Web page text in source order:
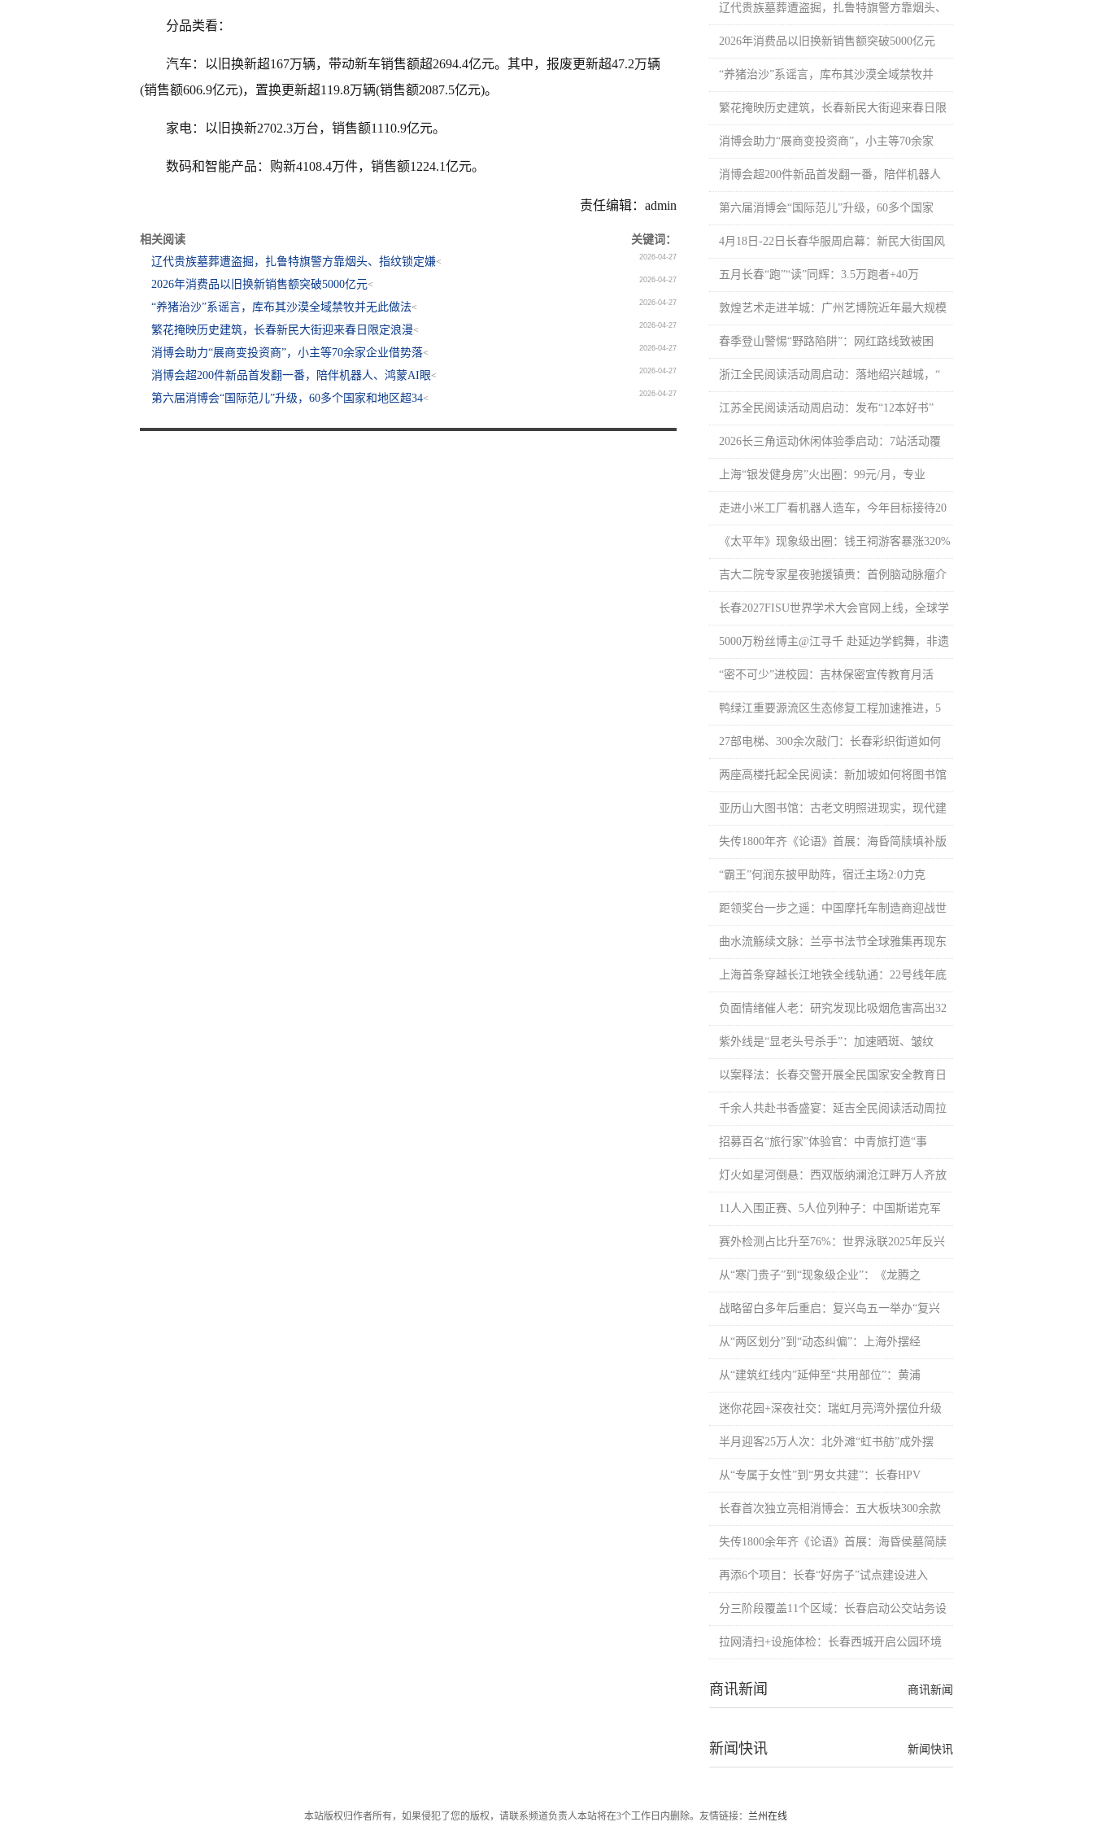
分品类看：
汽车：以旧换新超167万辆，带动新车销售额超2694.4亿元。其中，报废更新超47.2万辆
(销售额606.9亿元)，置换更新超119.8万辆(销售额2087.5亿元)。
家电：以旧换新2702.3万台，销售额1110.9亿元。
数码和智能产品：购新4108.4万件，销售额1224.1亿元。
责任编辑：admin
相关阅读
关键词：
辽代贵族墓葬遭盗掘，扎鲁特旗警方靠烟头、指纹锁定嫌< 2026-04-27
2026年消费品以旧换新销售额突破5000亿元< 2026-04-27
“养猪治沙”系谣言，库布其沙漠全域禁牧并无此做法< 2026-04-27
繁花掩映历史建筑，长春新民大街迎来春日限定浪漫< 2026-04-27
消博会助力“展商变投资商”，小主等70余家企业借势落< 2026-04-27
消博会超200件新品首发翻一番，陪伴机器人、鸿蒙AI眼< 2026-04-27
第六届消博会“国际范儿”升级，60多个国家和地区超34< 2026-04-27
辽代贵族墓葬遭盗掘，扎鲁特旗警方靠烟头、
2026年消费品以旧换新销售额突破5000亿元
“养猪治沙”系谣言，库布其沙漠全域禁牧并
繁花掩映历史建筑，长春新民大街迎来春日限
消博会助力“展商变投资商”，小主等70余家
消博会超200件新品首发翻一番，陪伴机器人
第六届消博会“国际范儿”升级，60多个国家
4月18日-22日长春华服周启幕：新民大街国风
五月长春“跑”“读”同辉：3.5万跑者+40万
敦煌艺术走进羊城：广州艺博院近年最大规模
春季登山警惕“野路陷阱”：网红路线致被困
浙江全民阅读活动周启动：落地绍兴越城，“
江苏全民阅读活动周启动：发布“12本好书”
2026长三角运动休闲体验季启动：7站活动覆
上海“银发健身房”火出圈：99元/月，专业
走进小米工厂看机器人造车，今年目标接待20
《太平年》现象级出圈：钱王祠游客暴涨320%
吉大二院专家星夜驰援镇赉：首例脑动脉瘤介
长春2027FISU世界学术大会官网上线，全球学
5000万粉丝博主@江寻千 赴延边学鹤舞，非遗
“密不可少”进校园：吉林保密宣传教育月活
鸭绿江重要源流区生态修复工程加速推进，5
27部电梯、300余次敲门：长春彩织街道如何
两座高楼托起全民阅读：新加坡如何将图书馆
亚历山大图书馆：古老文明照进现实，现代建
失传1800年齐《论语》首展：海昏简牍填补版
“霸王”何润东披甲助阵，宿迁主场2:0力克
距领奖台一步之遥：中国摩托车制造商迎战世
曲水流觞续文脉：兰亭书法节全球雅集再现东
上海首条穿越长江地铁全线轨通：22号线年底
负面情绪催人老：研究发现比吸烟危害高出32
紫外线是“显老头号杀手”：加速晒斑、皱纹
以案释法：长春交警开展全民国家安全教育日
千余人共赴书香盛宴：延吉全民阅读活动周拉
招募百名“旅行家”体验官：中青旅打造“事
灯火如星河倒悬：西双版纳澜沧江畔万人齐放
11人入围正赛、5人位列种子：中国斯诺克军
赛外检测占比升至76%：世界泳联2025年反兴
从“寒门贵子”到“现象级企业”：《龙腾之
战略留白多年后重启：复兴岛五一举办“复兴
从“两区划分”到“动态纠偏”：上海外摆经
从“建筑红线内”延伸至“共用部位”：黄浦
迷你花园+深夜社交：瑞虹月亮湾外摆位升级
半月迎客25万人次：北外滩“虹书舫”成外摆
从“专属于女性”到“男女共建”：长春HPV
长春首次独立亮相消博会：五大板块300余款
失传1800余年齐《论语》首展：海昏侯墓简牍
再添6个项目：长春“好房子”试点建设进入
分三阶段覆盖11个区域：长春启动公交站务设
拉网清扫+设施体检：长春西城开启公园环境
商讯新闻
商讯新闻
新闻快讯
新闻快讯
本站版权归作者所有，如果侵犯了您的版权，请联系频道负责人本站将在3个工作日内删除。友情链接： 兰州在线